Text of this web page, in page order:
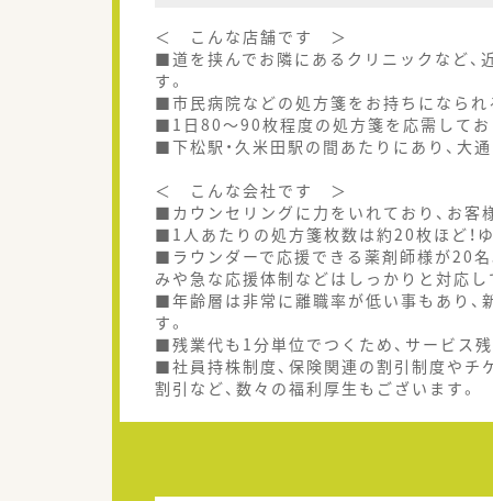
＜ こんな店舗です ＞
■道を挟んでお隣にあるクリニックなど、
す。
■市民病院などの処方箋をお持ちになられ
■1日80～90枚程度の処方箋を応需してお
■下松駅・久米田駅の間あたりにあり、大
＜ こんな会社です ＞
■カウンセリングに力をいれており、お客
■1人あたりの処方箋枚数は約20枚ほど！
■ラウンダーで応援できる薬剤師様が20名
みや急な応援体制などはしっかりと対応し
■年齢層は非常に離職率が低い事もあり
す。
■残業代も1分単位でつくため、サービス
■社員持株制度、保険関連の割引制度やチ
割引など、数々の福利厚生もございます。